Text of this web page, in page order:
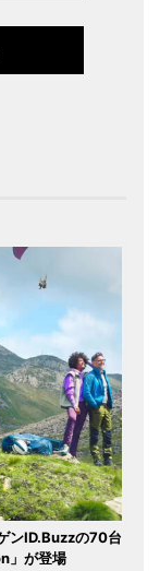
ンID.Buzzの70台
」が登場